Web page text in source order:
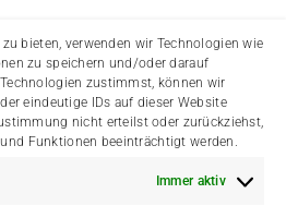
bieten, verwenden wir Technologien wie
zu speichern und/oder darauf
zustimmst, können wir
eindeutige IDs auf dieser Website
nicht erteilst oder zurückziehst,
Funktionen beeinträchtigt werden.
Immer aktiv
Wälster Branchenbuch
Der Heimatverein